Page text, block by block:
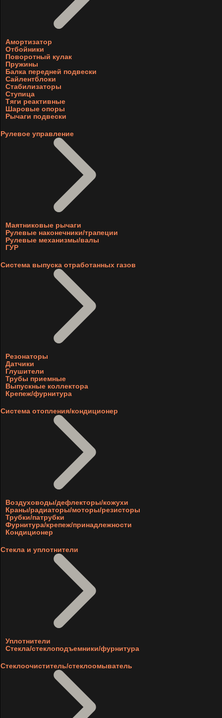
Амортизатор
Отбойники
Поворотный кулак
Пружины
Балка передней подвески
Сайлентблоки
Стабилизаторы
Ступица
Тяги реактивные
Шаровые опоры
Рычаги подвески
Рулевое управление
Маятниковые рычаги
Рулевые наконечники/трапеции
Рулевые механизмы/валы
ГУР
Система выпуска отработанных газов
Резонаторы
Датчики
Глушители
Трубы приемные
Выпускные коллектора
Крепеж/фурнитура
Система отопления/кондиционер
Воздуховоды/дефлекторы/кожухи
Краны/радиаторы/моторы/резисторы
Трубки/патрубки
Фурнитура/крепеж/принадлежности
Кондиционер
Стекла и уплотнители
Уплотнители
Стекла/стеклоподъемники/фурнитура
Стеклоочиститель/стеклоомыватель